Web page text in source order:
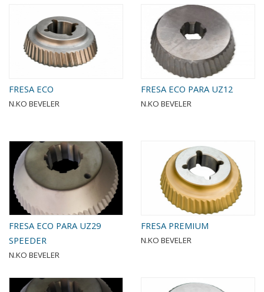
FRESA ECO
N.KO BEVELER
FRESA ECO PARA UZ12
N.KO BEVELER
FRESA ECO PARA UZ29
SPEEDER
N.KO BEVELER
FRESA PREMIUM
N.KO BEVELER